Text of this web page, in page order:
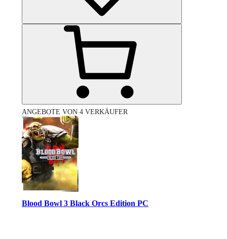
ANGEBOTE VON 4 VERKÄUFER
Blood Bowl 3 Black Orcs Edition PC